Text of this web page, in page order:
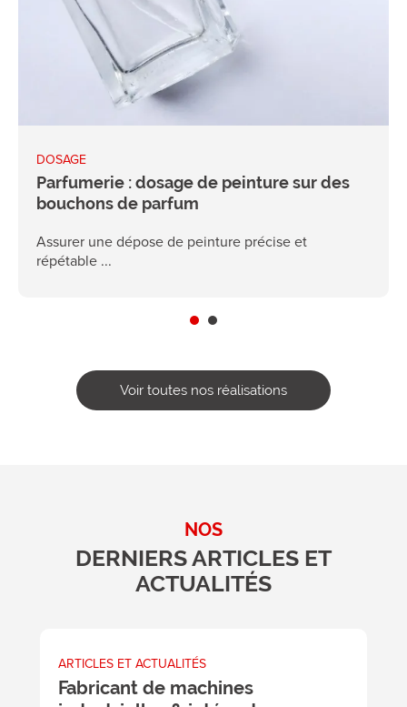
DOSAGE
Parfumerie : dosage de peinture sur des
bouchons de parfum
Assurer une dépose de peinture précise et
répétable ...
Voir toutes nos réalisations
NOS
DERNIERS ARTICLES ET
ACTUALITÉS
ARTICLES ET ACTUALITÉS
Fabricant de machines